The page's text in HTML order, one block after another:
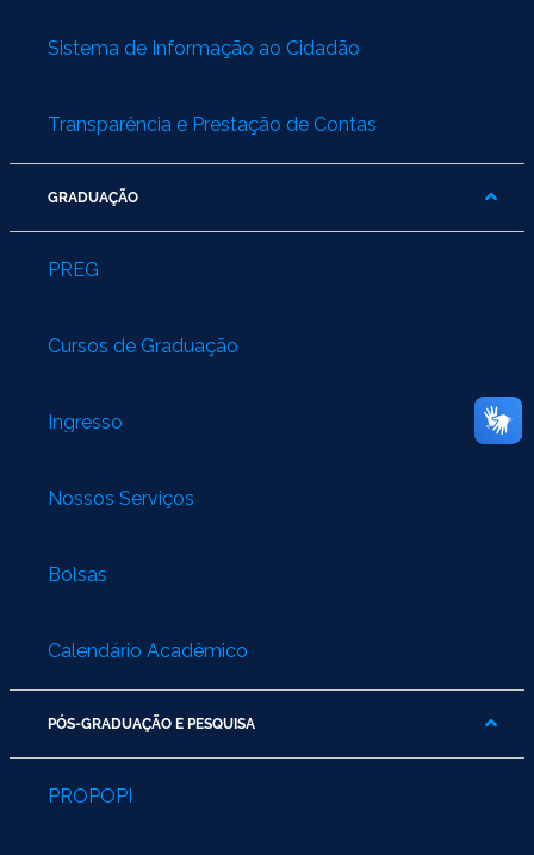
Sistema de Informação ao Cidadão
Transparência e Prestação de Contas
GRADUAÇÃO
PREG
Cursos de Graduação
Ingresso
Nossos Serviços
Bolsas
Calendário Acadêmico
PÓS-GRADUAÇÃO E PESQUISA
PROPOPI